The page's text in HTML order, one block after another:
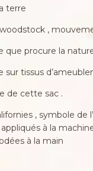
terre
,
que procure la
tissus
de cette sac .
, symbole de
à la
à la main